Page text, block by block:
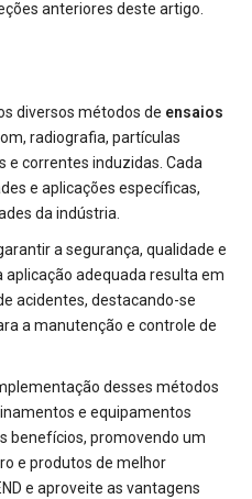
anteriores deste artigo.
diversos métodos de ensaios
radiografia, partículas
e correntes induzidas. Cada
e aplicações específicas,
da indústria.
a segurança, qualidade e
adequada resulta em
acidentes, destacando-se
a manutenção e controle de
desses métodos
e equipamentos
benefícios, promovendo um
e produtos de melhor
e aproveite as vantagens